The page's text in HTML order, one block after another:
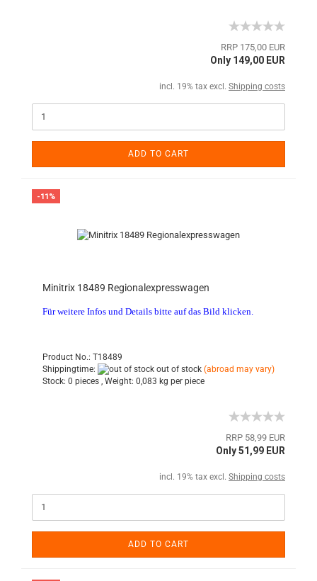
RRP 175,00 EUR
Only 149,00 EUR
incl. 19% tax excl. Shipping costs
ADD TO CART
-11%
Minitrix 18489 Regionalexpresswagen
Für weitere Infos und Details bitte auf das Bild klicken.
Product No.: T18489
Shippingtime:
out of stock (abroad may vary)
Stock: 0 pieces , Weight: 0,083 kg per piece
RRP 58,99 EUR
Only 51,99 EUR
incl. 19% tax excl. Shipping costs
ADD TO CART